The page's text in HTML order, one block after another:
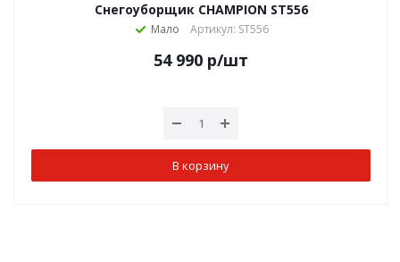
Снегоуборщик CHAMPION ST556
Мало Артикул: ST556
54 990 р/шт
В корзину